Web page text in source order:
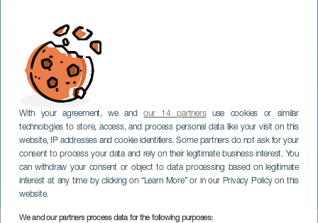
With your agreement, we andour 14 partnersuse cookies or similar
technologies to store, access, and process personal data like your visit on this
website, IP addresses and cookie identifiers. Some partners do not ask for your
consent to process your data and rely on their legitimate business interest. You
can withdraw your consent or object to data processing based on legitimate
interest at any time by clicking on “Learn More” or in our Privacy Policy on this
website.
We and our partners process data for the following purposes:
Fly me to the moon, Luciano
GRAN CANARIA